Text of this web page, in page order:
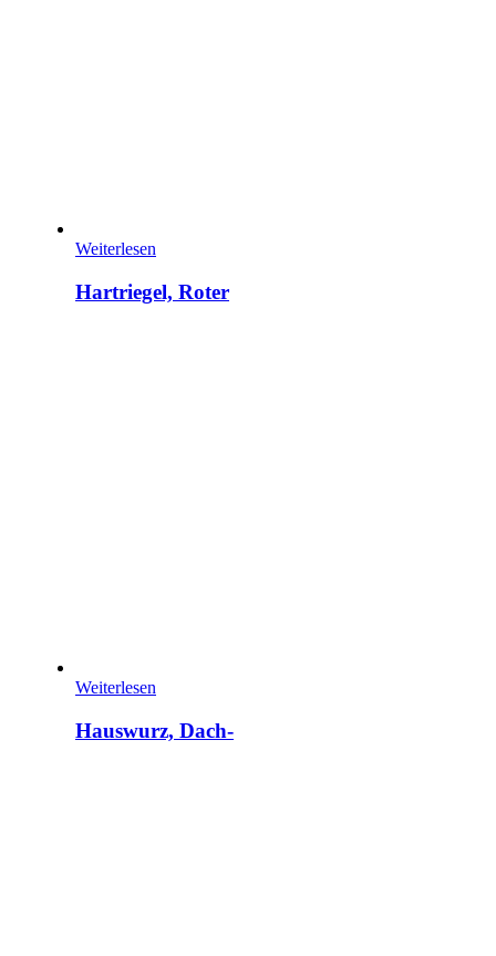
Weiterlesen
Hartriegel, Roter
Weiterlesen
Hauswurz, Dach-